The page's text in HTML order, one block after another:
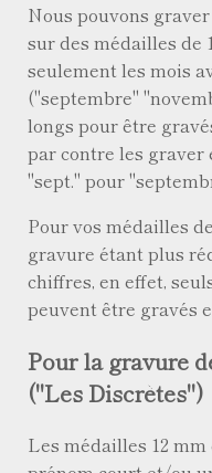
Nous pouvons
sur des médailles de
seulement les mois
("septembre"
longs pour être
par contre les graver
"sept." pour
Pour vos médailles
gravure étant plus
chiffres, en effet,
peuvent être gravés
Pour la gravure
("Les Discrètes")
Les médailles 12